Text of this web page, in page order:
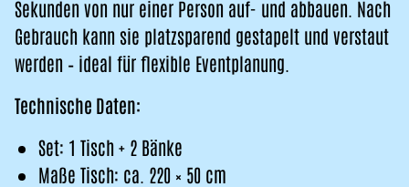
Sekunden von nur einer Person auf- und abbauen. Nach
Gebrauch kann sie platzsparend gestapelt und verstaut
werden – ideal für flexible Eventplanung.
Technische Daten:
Set: 1 Tisch + 2 Bänke
Maße Tisch: ca. 220 × 50 cm